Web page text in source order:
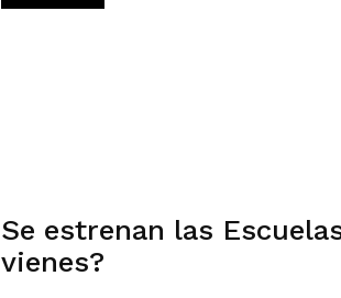
Se estrenan las
vienes?